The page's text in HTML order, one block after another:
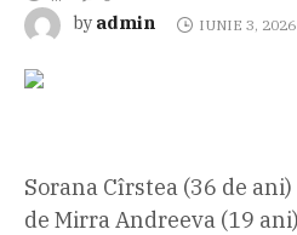
by admin IUNIE 3, 2026
Sorana Cîrstea (36 de
de Mirra Andreeva (19